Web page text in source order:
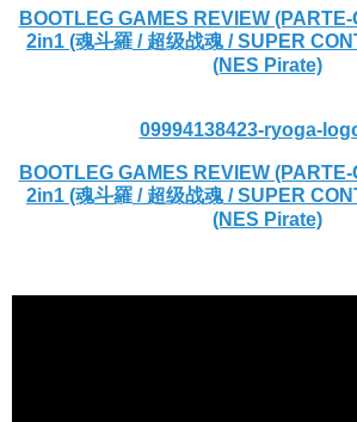
BOOTLEG GAMES REVIEW
2in1 (魂斗羅 / 超级战魂 / SUPER
(NES Pirate)
09994138423-ryoga-
BOOTLEG GAMES REVIEW
2in1 (魂斗羅 / 超级战魂 / SUPER
(NES Pirate)